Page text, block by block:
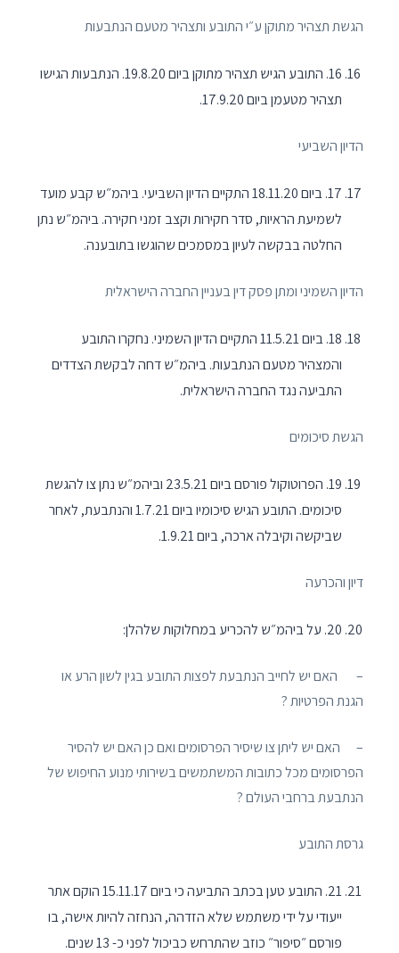
הגשת תצהיר מתוקן ע״י התובע ותצהיר מטעם הנתבעות
16. התובע הגיש תצהיר מתוקן ביום 19.8.20. הנתבעות הגישו
תצהיר מטעמן ביום 17.9.20.
הדיון השביעי
17. ביום 18.11.20 התקיים הדיון השביעי. ביהמ״ש קבע מועד
לשמיעת הראיות, סדר חקירות וקצב זמני חקירה. ביהמ״ש נתן
החלטה בבקשה לעיון במסמכים שהוגשו בתובענה.
הדיון השמיני ומתן פסק דין בעניין החברה הישראלית
18. ביום 11.5.21 התקיים הדיון השמיני. נחקרו התובע
והמצהיר מטעם הנתבעות. ביהמ״ש דחה לבקשת הצדדים
התביעה נגד החברה הישראלית.
הגשת סיכומים
19. הפרוטוקול פורסם ביום 23.5.21 וביהמ״ש נתן צו להגשת
סיכומים. התובע הגיש סיכומיו ביום 1.7.21 והנתבעת, לאחר
שביקשה וקיבלה ארכה, ביום 1.9.21.
דיון והכרעה
20. על ביהמ״ש להכריע במחלוקות שלהלן:
– האם יש לחייב הנתבעת לפצות התובע בגין לשון הרע או
הגנת הפרטיות ?
– האם יש ליתן צו שיסיר הפרסומים ואם כן האם יש להסיר
הפרסומים מכל כתובות המשתמשים בשירותי מנוע החיפוש של
הנתבעת ברחבי העולם ?
גרסת התובע
21. התובע טען בכתב התביעה כי ביום 15.11.17 הוקם אתר
ייעודי על ידי משתמש שלא הזדהה, הנחזה להיות אישה, בו
פורסם ״סיפור״ כוזב שהתרחש כביכול לפני כ- 13 שנים.